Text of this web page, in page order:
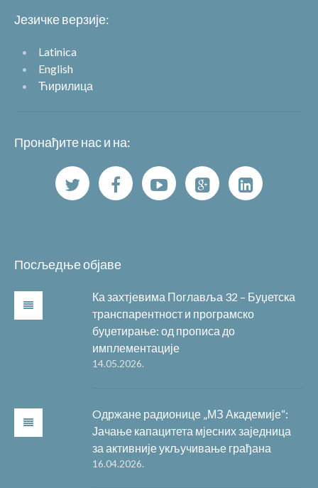
Језичке верзије:
Latinica
English
Ћирилица
Пронађите нас и на:
Посљедње објаве
Ка захтјевима Поглавља 32 – Буџетска
транспарентност и програмско
буџетирање: од прописа до
имплементације
14.05.2026.
Oдржане радионице „МЗ Академије“:
Јачање капацитета мјесних заједница
за активније укључивање грађана
16.04.2026.